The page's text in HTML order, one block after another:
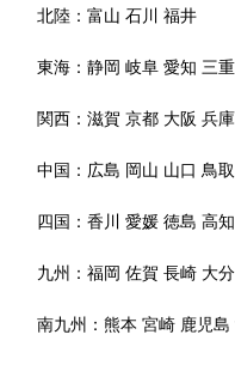
北陸：富山 石川 福井
東海：静岡 岐阜 愛知 三重
関西：滋賀 京都 大阪 兵庫
中国： 広島 岡山 山口 鳥取
四国：香川 愛媛 徳島 高知
九州：福岡 佐賀 長崎 大分
南九州：熊本 宮崎 鹿児島